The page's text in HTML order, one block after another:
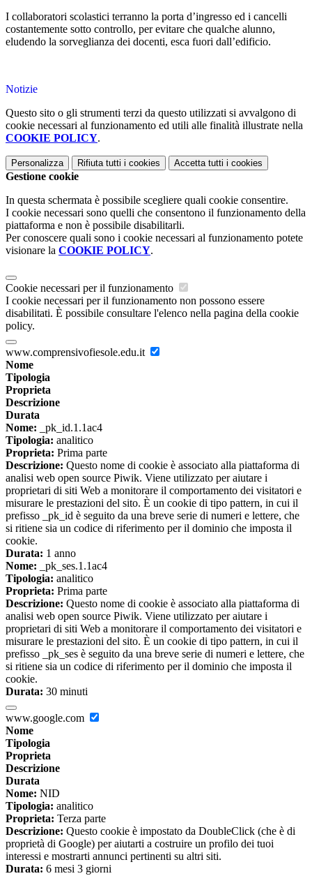
I collaboratori scolastici terranno la porta d’ingresso ed i cancelli
costantemente sotto controllo, per evitare che qualche alunno,
eludendo la sorveglianza dei docenti, esca fuori dall’edificio.
Notizie
Questo sito o gli strumenti terzi da questo utilizzati si avvalgono di
cookie necessari al funzionamento ed utili alle finalità illustrate nella
COOKIE POLICY.
Personalizza Rifiuta tutti i cookies Accetta tutti i cookies
Gestione cookie
In questa schermata è possibile scegliere quali cookie consentire.
I cookie necessari sono quelli che consentono il funzionamento della
piattaforma e non è possibile disabilitarli.
Per conoscere quali sono i cookie necessari al funzionamento potete
visionare la COOKIE POLICY.
Cookie necessari per il funzionamento
I cookie necessari per il funzionamento non possono essere
disabilitati. È possibile consultare l'elenco nella pagina della cookie
policy.
www.comprensivofiesole.edu.it
Nome
Tipologia
Proprieta
Descrizione
Durata
Nome: _pk_id.1.1ac4
Tipologia: analitico
Proprieta: Prima parte
Descrizione: Questo nome di cookie è associato alla piattaforma di
analisi web open source Piwik. Viene utilizzato per aiutare i
proprietari di siti Web a monitorare il comportamento dei visitatori e
misurare le prestazioni del sito. È un cookie di tipo pattern, in cui il
prefisso _pk_id è seguito da una breve serie di numeri e lettere, che
si ritiene sia un codice di riferimento per il dominio che imposta il
cookie.
Durata: 1 anno
Nome: _pk_ses.1.1ac4
Tipologia: analitico
Proprieta: Prima parte
Descrizione: Questo nome di cookie è associato alla piattaforma di
analisi web open source Piwik. Viene utilizzato per aiutare i
proprietari di siti Web a monitorare il comportamento dei visitatori e
misurare le prestazioni del sito. È un cookie di tipo pattern, in cui il
prefisso _pk_ses è seguito da una breve serie di numeri e lettere, che
si ritiene sia un codice di riferimento per il dominio che imposta il
cookie.
Durata: 30 minuti
www.google.com
Nome
Tipologia
Proprieta
Descrizione
Durata
Nome: NID
Tipologia: analitico
Proprieta: Terza parte
Descrizione: Questo cookie è impostato da DoubleClick (che è di
proprietà di Google) per aiutarti a costruire un profilo dei tuoi
interessi e mostrarti annunci pertinenti su altri siti.
Durata: 6 mesi 3 giorni